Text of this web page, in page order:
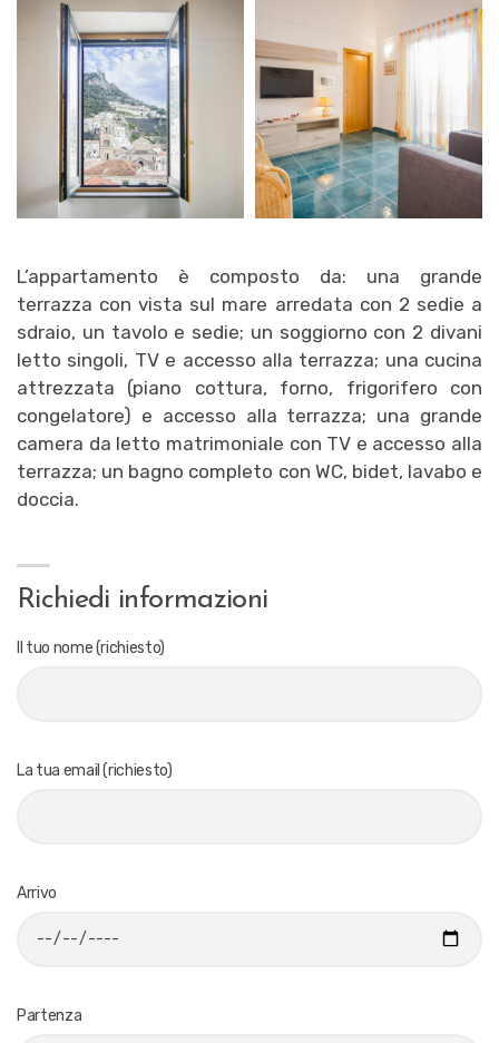
L’appartamento è composto da: una grande
terrazza con vista sul mare arredata con 2 sedie a
sdraio, un tavolo e sedie; un soggiorno con 2 divani
letto singoli, TV e accesso alla terrazza; una cucina
attrezzata (piano cottura, forno, frigorifero con
congelatore) e accesso alla terrazza; una grande
camera da letto matrimoniale con TV e accesso alla
terrazza; un bagno completo con WC, bidet, lavabo e
doccia.
Richiedi informazioni
Il tuo nome (richiesto)
La tua email (richiesto)
Arrivo
Partenza